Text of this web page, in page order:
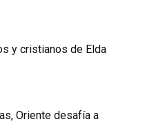
y cristianos de Elda
Oriente desafía a